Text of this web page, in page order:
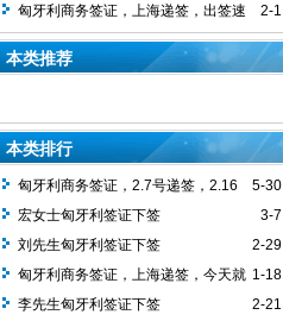
2-1
匈牙利商务签证，上海递签，出签速
度很快，递交的时候有购买真实机票
本类推荐
本类排行
5-30
匈牙利商务签证，2.7号递签，2.16
号拿到的签证，北京使馆签发
3-7
宏女士匈牙利签证下签
2-29
刘先生匈牙利签证下签
1-18
匈牙利商务签证，上海递签，今天就
收到签证了，出签速度很快，递交的时候
2-21
李先生匈牙利签证下签